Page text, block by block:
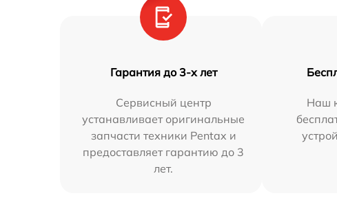
Гарантия до 3-х лет
Сервисный центр
устанавливает оригинальные
запчасти техники Pentax и
предоставляет гарантию до 3
лет.
Наш